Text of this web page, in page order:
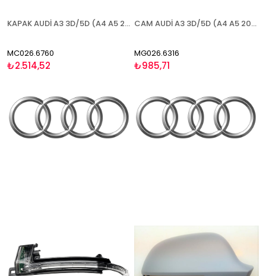
KAPAK AUDİ A3 3D/5D (A4 A5 2010-) 2010-2012 ASTARLI SOL
MC026.6760
₺2.514,52
CAM AUDİ A3 3D/5D (A4 A5 2010-2015) 2010-2012 ISITMALI ASFERİK SOL
MG026.6316
₺985,71